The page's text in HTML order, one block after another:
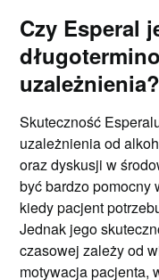
Czy Esperal
uzależnienia?
Skuteczność
uzależnienia od
oraz dyskusji w
być bardzo pomocny
kiedy pacjent
Jednak jego
czasowej zależy od
motywacja pacjenta,